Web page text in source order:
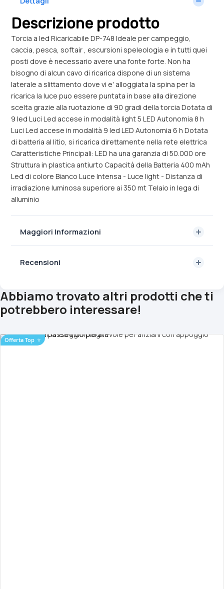
Descrizione prodotto
Torcia a led Ricaricabile DP-748 Ideale per campeggio,
caccia, pesca, softair , escursioni speleologia e in tutti quei
posti dove è necessario avere una fonte forte. Non ha
bisogno di alcun cavo di ricarica dispone di un sistema
laterale a slittamento dove vi e' alloggiata la spina per la
ricarica la luce puo essere puntata in base alla direzione
scelta grazie alla ruotazione di 90 gradi della torcia Dotata di
9 led Luci Led accese in modalità light 5 LED Autonomia 8 h
Luci Led accese in modalità 9 led LED Autonomia 6 h Dotata
di batteria al litio, si ricarica direttamente nella rete elettrica
Caratteristiche Principali: LED ha una garanzia di 50.000 ore
Struttura in plastica antiurto Capacità della Batteria 400 mAh
Led di colore Bianco Luce Intensa - Luce light - Distanza di
irradiazione luminosa superiore ai 350 mt Telaio in lega di
alluminio
Maggiori Informazioni
Recensioni
Abbiamo trovato altri prodotti che ti
potrebbero interessare!
Offerta Top ⭐